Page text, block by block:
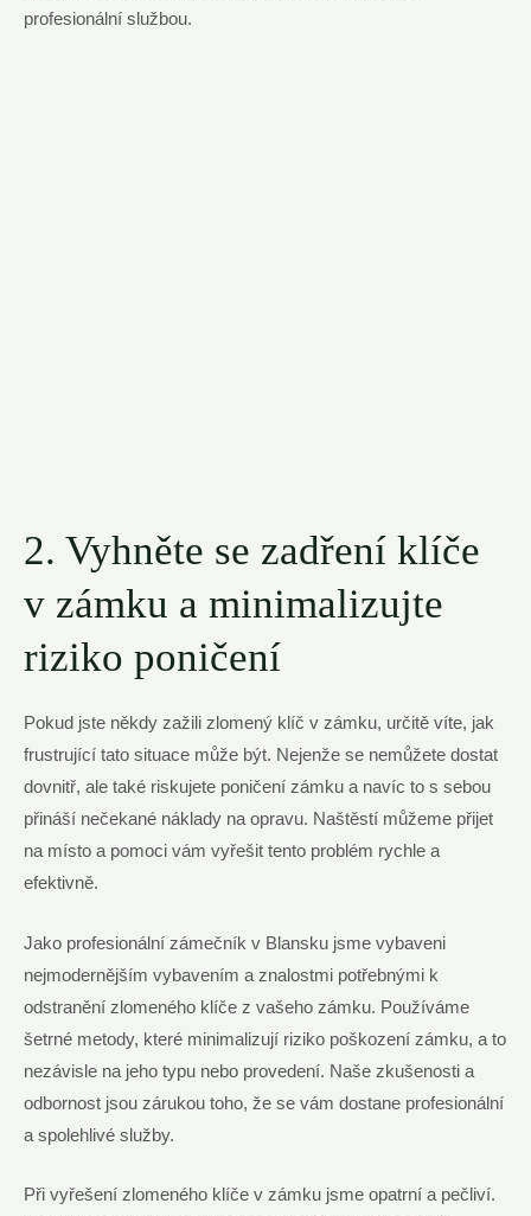
profesionální službou.
2. Vyhněte se zadření klíče
v zámku a minimalizujte
riziko poničení
Pokud jste někdy zažili zlomený klíč v zámku, určitě víte, jak
frustrující tato situace může být. Nejenže se nemůžete dostat
dovnitř, ale také riskujete poničení zámku a navíc to s sebou
přináší nečekané náklady na opravu. Naštěstí můžeme přijet
na místo a pomoci vám vyřešit tento problém rychle a
efektivně.
Jako profesionální zámečník v Blansku jsme vybaveni
nejmodernějším vybavením a znalostmi potřebnými k
odstranění zlomeného klíče z vašeho zámku. Používáme
šetrné metody, které minimalizují riziko poškození zámku, a to
nezávisle na jeho typu nebo provedení. Naše zkušenosti a
odbornost jsou zárukou toho, že se vám dostane profesionální
a spolehlivé služby.
Při vyřešení zlomeného klíče v zámku jsme opatrní a pečliví.